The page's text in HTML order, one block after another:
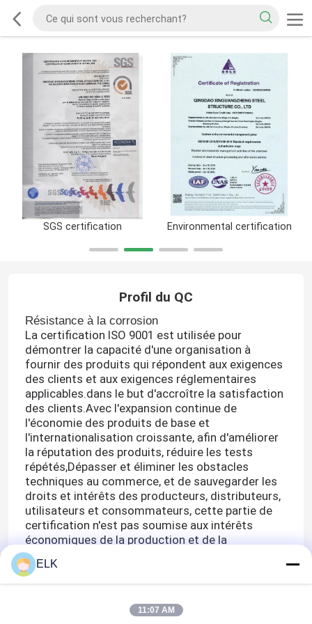
SGS certification Environmental certification
Profil du QC
Résistance à la corrosion
La certification ISO 9001 est utilisée pour
démontrer la capacité d'une organisation à
fournir des produits qui répondent aux exigences
des clients et aux exigences réglementaires
applicables.dans le but d'accroître la satisfaction
des clients.Avec l'expansion continue de
l'économie des produits de base et
l'internationalisation croissante, afin d'améliorer
la réputation des produits, réduire les tests
répétés,Dépasser et éliminer les obstacles
techniques au commerce, et de sauvegarder les
droits et intérêts des producteurs, distributeurs,
utilisateurs et consommateurs, cette partie de
certification n'est pas soumise aux intérêts
économiques de la production et de la
commercialisation,notarié et scientifique.
Notre société a passé la certification ISO9001 et
s'efforce d'atteindre des normes internationales
gestion,indiquant que l'entreprise peut continuer
ELK
11:07 AM